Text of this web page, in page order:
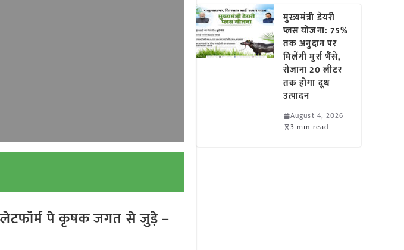
पे कृषक जगत से जुड़े –
मुख्यमंत्री डेयरी
प्लस योजना: 75%
तक अनुदान पर
मिलेंगी मुर्रा भैंसें,
रोजाना 20 लीटर
तक होगा दूध
उत्पादन
August 4, 2026
3 min read